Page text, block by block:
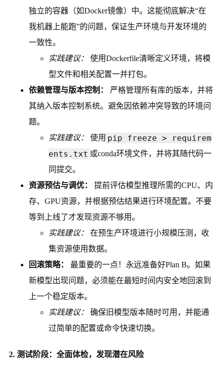
独立的容器（如Docker镜像）中。这能彻底解决“在
我机器上能跑”的问题，保证生产环境与开发环境的
一致性。
实践建议：
使用Dockerfile清晰定义环境，将模
型文件和相关配置一并打包。
依赖管理与版本控制：
严格管理所有库的版本，并将
其纳入版本控制系统。避免因依赖冲突导致的环境问
题。
实践建议：
使用 pip freeze > requirem
ents.txt 或conda环境文件，并将其随代码一
同提交。
资源预估与调优：
提前评估模型推理所需的CPU、内
存、GPU资源，并根据预估结果进行环境配置。不要
等到上线了才发现资源不够用。
实践建议：
在预生产环境进行小规模压测，收
集资源使用数据。
回滚策略：
最重要的一点！永远准备好Plan B。如果
新模型出现问题，必须能在最短时间内安全地回滚到
上一个稳定版本。
实践建议：
确保旧模型版本随时可用，并能通
过简单的配置或命令快速切换。
2. 测试阶段：全面体检，发现潜在风险